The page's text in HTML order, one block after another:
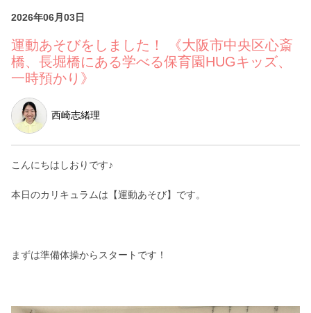
2026年06月03日
運動あそびをしました！ 《大阪市中央区心斎
橋、長堀橋にある学べる保育園HUGキッズ、
一時預かり》
西崎志緒理
こんにちはしおりです♪
本日のカリキュラムは【運動あそび】です。
まずは準備体操からスタートです！